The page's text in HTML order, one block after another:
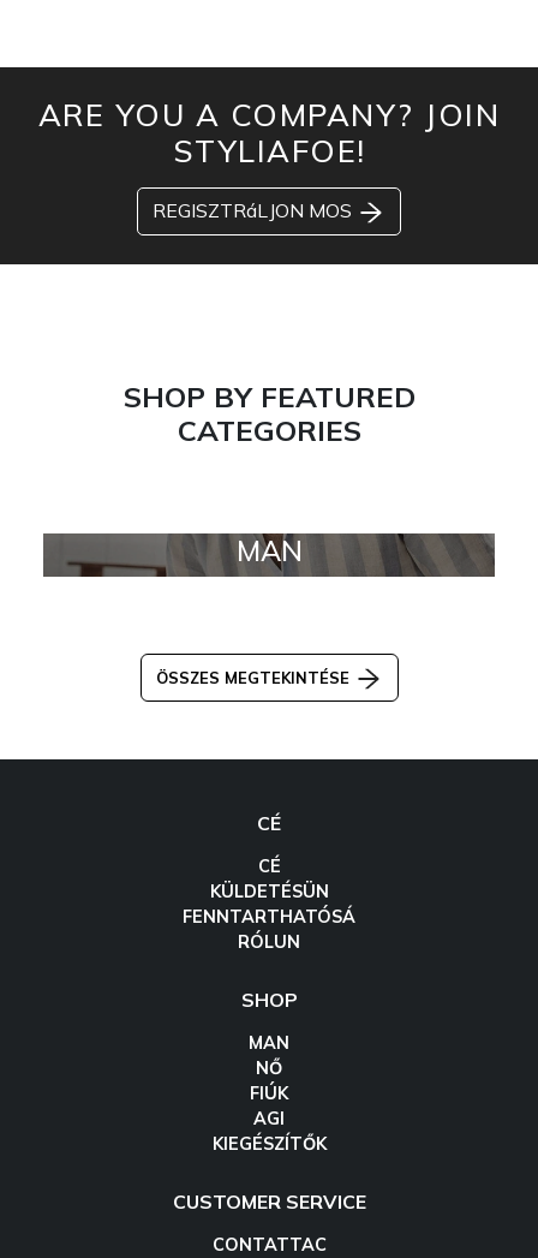
ARE YOU A COMPANY? JOIN
STYLIAFOE!
REGISZTRáLJON MOS
SHOP BY FEATURED
CATEGORIES
MAN
ÖSSZES MEGTEKINTÉSE
CÉ
CÉ
KÜLDETÉSÜN
FENNTARTHATÓSÁ
RÓLUN
SHOP
MAN
NŐ
FIÚK
AGI
KIEGÉSZÍTŐK
CUSTOMER SERVICE
CONTATTAC